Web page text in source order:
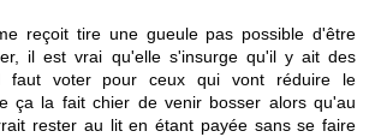
reçoit tire une gueule pas possible d'être
il est vrai qu'elle s'insurge qu'il y ait des
faut voter pour ceux qui vont réduire le
ça la fait chier de venir bosser alors qu'au
rester au lit en étant payée sans se faire